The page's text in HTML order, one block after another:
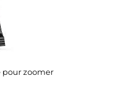
pour zoomer